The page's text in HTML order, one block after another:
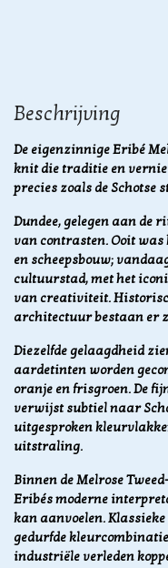
Beschrijving
De eigenzinnige Eribé
knit die traditie en
precies zoals de
Dundee, gelegen aan de
van contrasten. Ooit
en scheepsbouw;
cultuurstad, met het
van creativiteit.
architectuur bestaan er
Diezelfde gelaagdheid
aardetinten worden
oranje en frisgroen. De
verwijst subtiel naar
uitgesproken
uitstraling.
Binnen de Melrose
Eribés moderne
kan aanvoelen.
gedurfde
industriële verleden